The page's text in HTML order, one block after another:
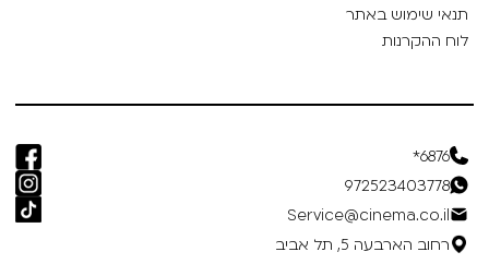
תנאי שימוש באתר
לוח ההקרנות
6876*
972523403778
Service@cinema.co.il
רחוב הארבעה 5, תל אביב